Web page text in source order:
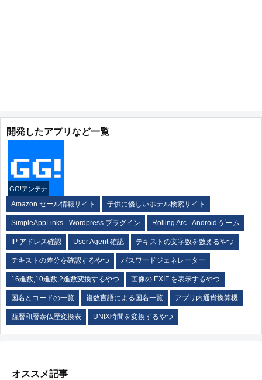
開発したアプリなど一覧
GG!アンテナ
Amazon セール情報サイト 子供に優しいホテル検索サイト
SimpleAppLinks - Wordpress プラグイン Rolling Arc - Android ゲーム
IP アドレス確認 User Agent 確認 テキストの文字数を数えるやつ
テキストの差分を確認するやつ パスワードジェネレーター
16進数,10進数,2進数変換するやつ 画像の EXIF を表示するやつ
国名とコードの一覧 複数言語による国名一覧 アプリ内通貨換算機
西暦和暦泰仏歴変換表 UNIX時間を変換するやつ
オススメ記事